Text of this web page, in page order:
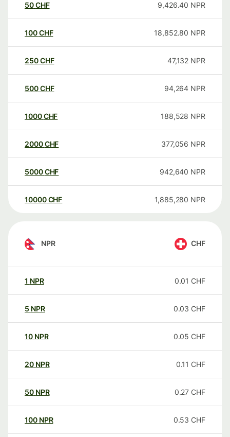
50CHF 9,426.40 NPR
100CHF 18,852.80 NPR
250CHF 47,132 NPR
500CHF 94,264 NPR
1000CHF 188,528 NPR
2000CHF 377,056 NPR
5000CHF 942,640 NPR
10000 CHF 1,885,280 NPR
NPR CHF
1 NPR 0.01 CHF
5 NPR 0.03 CHF
10 NPR 0.05 CHF
20 NPR 0.11 CHF
50 NPR 0.27 CHF
100 NPR 0.53 CHF